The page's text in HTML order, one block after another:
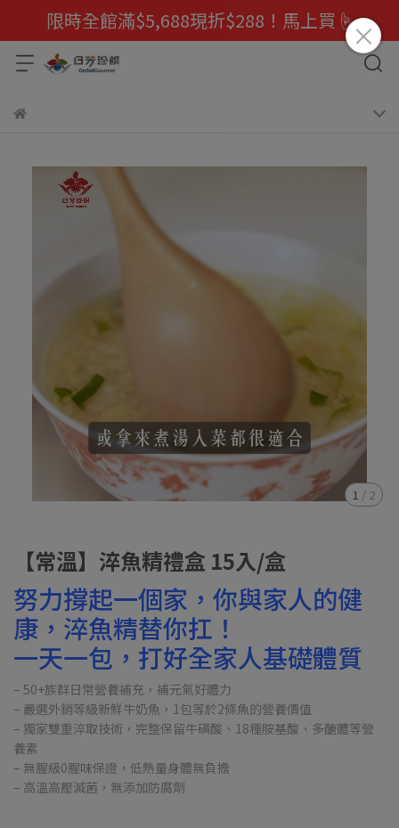
限時全館滿$5,688現折$288！馬上買☝️
1 / 2
【常溫】淬魚精禮盒 15入/盒
努力撐起一個家，你與家人的健
康，淬魚精替你扛！
一天一包，打好全家人基礎體質
– 50+族群日常營養補充，補元氣好體力
– 嚴選外銷等級新鮮牛奶魚，1包等於2條魚的營養價值
– 獨家雙重淬取技術，完整保留牛磺酸、18種胺基酸、多醣體等營
養素
– 無腥級0腥味保證，低熱量身體無負擔
– 高溫高壓滅菌，無添加防腐劑